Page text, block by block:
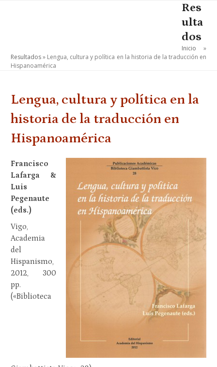
Res
ulta
dos
Inicio »
Resultados» Lengua, cultura y política en la historia de la traducción en
Hispanoamérica
Lengua, cultura y política en la
historia de la traducción en
Hispanoamérica
Francisco
Lafarga &
Luis
Pegenaute
(eds.)
Vigo,
Academia
del
Hispanismo,
2012, 300
pp.
(«Biblioteca